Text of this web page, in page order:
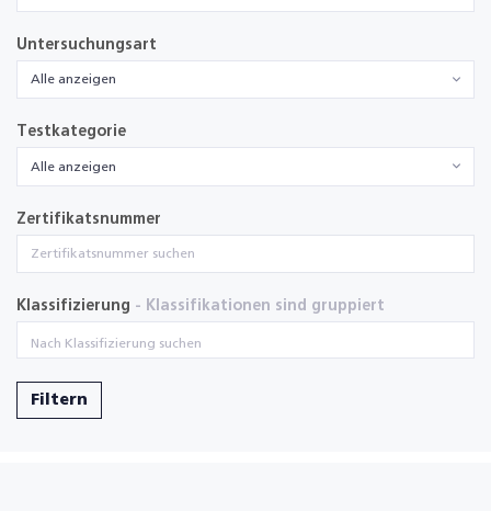
Untersuchungsart
Alle anzeigen
Testkategorie
Alle anzeigen
Zertifikatsnummer
Klassifizierung - Klassifikationen sind gruppiert
Filtern